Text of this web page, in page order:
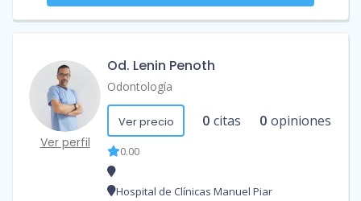
Ver perfil
Od. Lenin Penoth
Odontología
Ver precio 0 citas 0 opiniones
0.00
Hospital de Clínicas Manuel Piar